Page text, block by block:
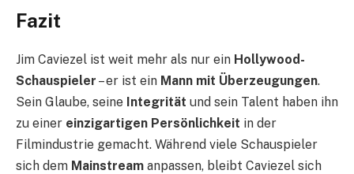
Fazit
Jim Caviezel ist weit mehr als nur ein Hollywood-
Schauspieler – er ist ein Mann mit Überzeugungen.
Sein Glaube, seine Integrität und sein Talent haben ihn
zu einer einzigartigen Persönlichkeit in der
Filmindustrie gemacht. Während viele Schauspieler
sich dem Mainstream anpassen, bleibt Caviezel sich